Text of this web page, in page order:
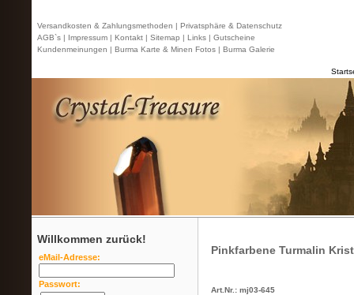
Versandkosten & Zahlungsmethoden | Privatsphäre & Datenschutz
AGB`s | Impressum | Kontakt | Sitemap | Links | Gutscheine
Kundenmeinungen | Burma Karte & Minen Fotos | Burma Galerie
Willkommen zurück!
eMail-Adresse:
Passwort:
Pinkfarbene Turmalin
Art.Nr.: mj03-645